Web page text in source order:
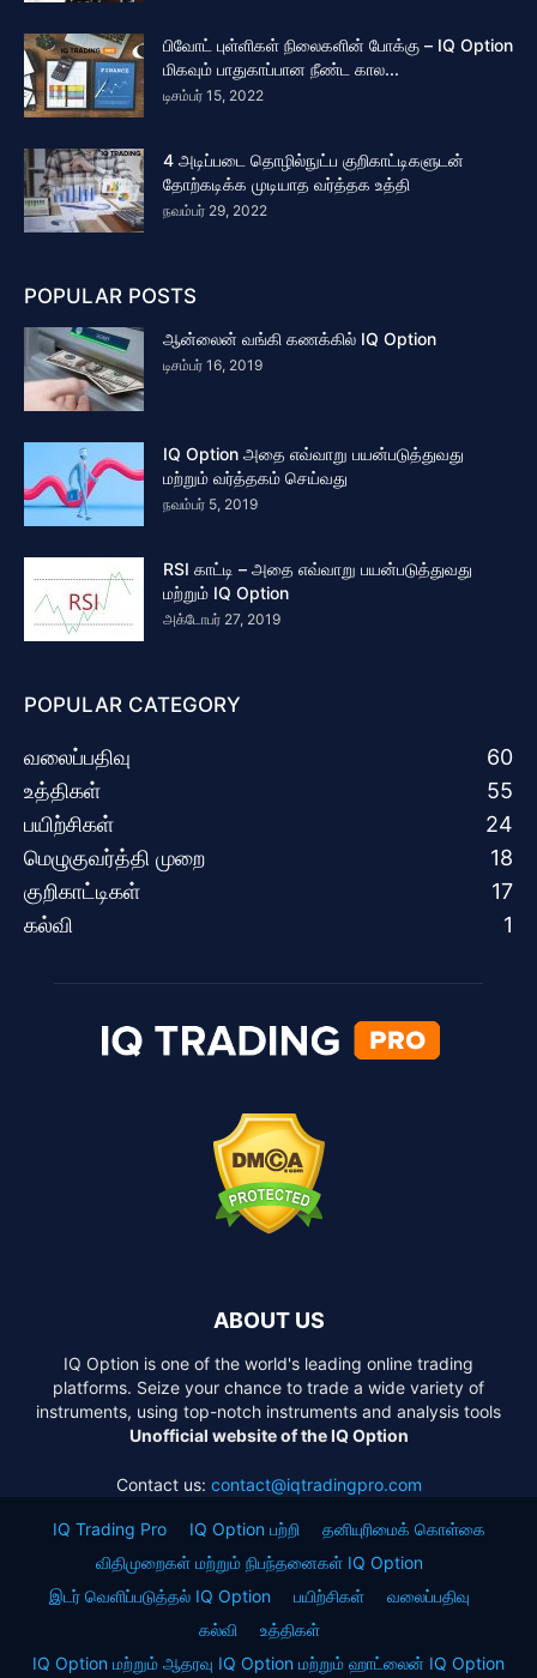
பிவோட் புள்ளிகள் நிலைகளின் போக்கு – IQ Option
மிகவும் பாதுகாப்பான நீண்ட கால...
டிசம்பர் 15, 2022
4 அடிப்படை தொழில்நுட்ப குறிகாட்டிகளுடன்
தோற்கடிக்க முடியாத வர்த்தக உத்தி
நவம்பர் 29, 2022
POPULAR POSTS
ஆன்லைன் வங்கி கணக்கில் IQ Option
டிசம்பர் 16, 2019
IQ Option அதை எவ்வாறு பயன்படுத்துவது
மற்றும் வர்த்தகம் செய்வது
நவம்பர் 5, 2019
RSI காட்டி – அதை எவ்வாறு பயன்படுத்துவது
மற்றும் IQ Option
அக்டோபர் 27, 2019
POPULAR CATEGORY
வலைப்பதிவு
60
உத்திகள்
55
பயிற்சிகள்
24
மெழுகுவர்த்தி முறை
18
குறிகாட்டிகள்
17
கல்வி
1
ABOUT US
IQ Option is one of the world's leading online trading
platforms. Seize your chance to trade a wide variety of
instruments, using top-notch instruments and analysis tools
Unofficial website of the IQ Option
Contact us: contact@iqtradingpro.com
IQ Trading Pro IQ Option பற்றி
தனியுரிமைக் கொள்கை
விதிமுறைகள் மற்றும் நிபந்தனைகள் IQ Option
இடர் வெளிப்படுத்தல் IQ Option
பயிற்சிகள்
வலைப்பதிவு
கல்வி
உத்திகள்
IQ Option மற்றும் ஆதரவு IQ Option மற்றும் ஹாட்லைன் IQ Option